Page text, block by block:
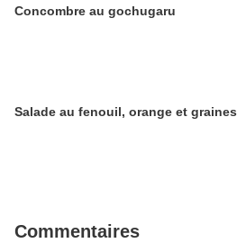
Concombre au gochugaru
Salade au fenouil, orange et graines
Commentaires